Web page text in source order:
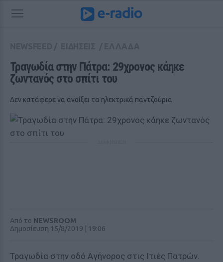
Τραγωδία στην Πάτρα: 29χρονος κάηκε
ζωντανός στο σπίτι του
Δεν κατάφερε να ανοίξει τα ηλεκτρικά παντζούρια
Από το NEWSROOM
Δημοσίευση 15/8/2019 | 19:06
Τραγωδία στην οδό Αγήνορος στις Ιτιές Πατρών.